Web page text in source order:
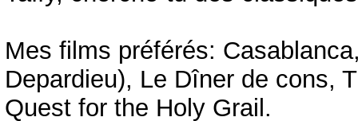
Mes films préférés:
Depardieu), Le Dîner de cons,
Quest for the Holy Grail.